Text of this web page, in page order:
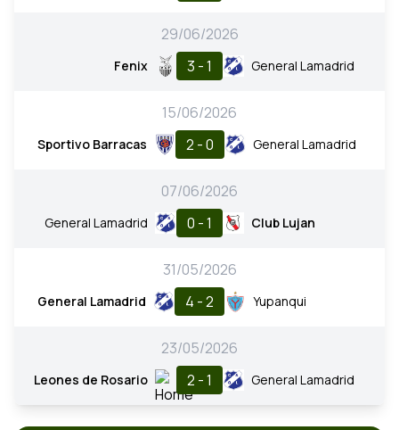
29/06/2026
Fenix 3 - 1 General Lamadrid
15/06/2026
Sportivo Barracas 2 - 0 General Lamadrid
07/06/2026
General Lamadrid 0 - 1 Club Lujan
31/05/2026
General Lamadrid 4 - 2 Yupanqui
23/05/2026
Leones de Rosario 2 - 1 General Lamadrid